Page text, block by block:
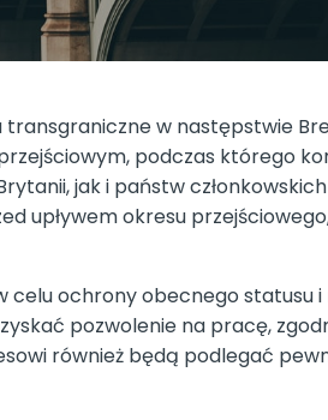
w następstwie
podczas którego
jak i państw
upływem okresu
celu ochrony obecnego statusu
pozwolenie na pracę,
również będą podlegać